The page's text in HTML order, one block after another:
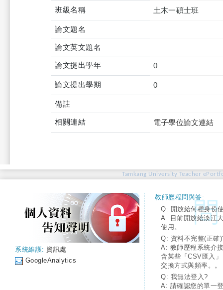
班級名稱 土木一碩士班
論文題名
論文英文題名
論文提出學年 0
論文提出學期 0
備註
相關連結 電子學位論文連結
Tamkang University Teacher
系統維護: 資訊處
GoogleAnalytics
教師歷程問與答:
Q: 開放給何種身份
A: 目前開放給淡江
使用。
Q: 資料不完整(正確
A: 教師歷程系統介
含某些「CSV匯入
交換方式與頻率。。
Q: 我無法登入?
A: 請確認您的單一